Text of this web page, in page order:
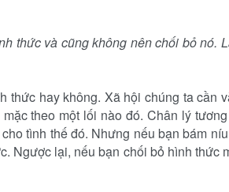
thức và cũng không nên chối bỏ nó.
thức hay không. Xã hội chúng ta cần
theo một lối nào đó. Chân lý
tình thế đó. Nhưng nếu bạn bám
Ngược lại, nếu bạn chối bỏ hình thức